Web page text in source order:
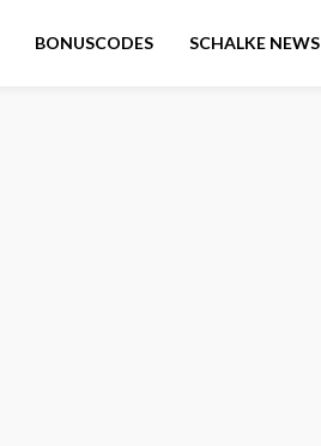
BONUSCODES SCHALKE NEWS